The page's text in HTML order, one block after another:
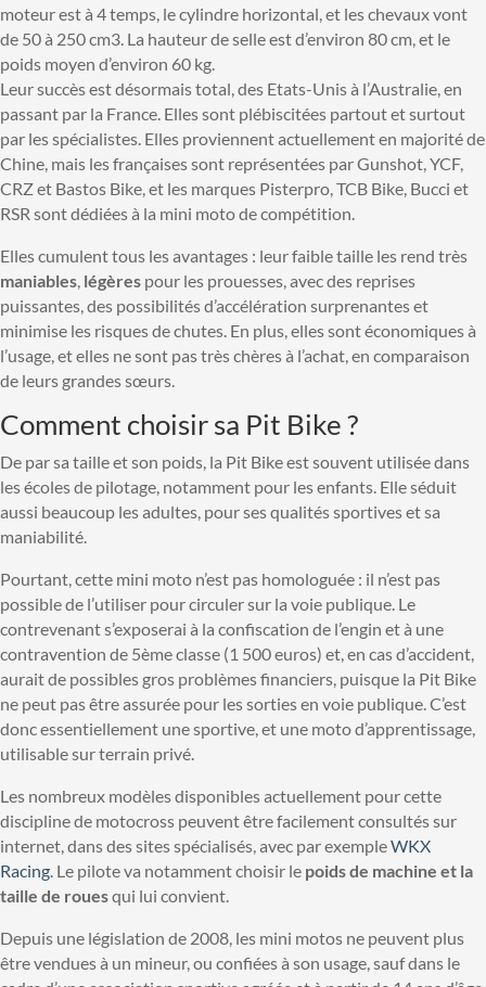
moteur est à 4 temps, le cylindre horizontal, et les chevaux vont
de 50 à 250 cm3. La hauteur de selle est d’environ 80 cm, et le
poids moyen d’environ 60 kg.
Leur succès est désormais total, des Etats-Unis à l’Australie, en
passant par la France. Elles sont plébiscitées partout et surtout
par les spécialistes. Elles proviennent actuellement en majorité de
Chine, mais les françaises sont représentées par Gunshot, YCF,
CRZ et Bastos Bike, et les marques Pisterpro, TCB Bike, Bucci et
RSR sont dédiées à la mini moto de compétition.
Elles cumulent tous les avantages : leur faible taille les rend très
maniables, légères pour les prouesses, avec des reprises
puissantes, des possibilités d’accélération surprenantes et
minimise les risques de chutes. En plus, elles sont économiques à
l’usage, et elles ne sont pas très chères à l’achat, en comparaison
de leurs grandes sœurs.
Comment choisir sa Pit Bike ?
De par sa taille et son poids, la Pit Bike est souvent utilisée dans
les écoles de pilotage, notamment pour les enfants. Elle séduit
aussi beaucoup les adultes, pour ses qualités sportives et sa
maniabilité.
Pourtant, cette mini moto n’est pas homologuée : il n’est pas
possible de l’utiliser pour circuler sur la voie publique. Le
contrevenant s’exposerai à la confiscation de l’engin et à une
contravention de 5ème classe (1 500 euros) et, en cas d’accident,
aurait de possibles gros problèmes financiers, puisque la Pit Bike
ne peut pas être assurée pour les sorties en voie publique. C’est
donc essentiellement une sportive, et une moto d’apprentissage,
utilisable sur terrain privé.
Les nombreux modèles disponibles actuellement pour cette
discipline de motocross peuvent être facilement consultés sur
internet, dans des sites spécialisés, avec par exempleWKX
Racing. Le pilote va notamment choisir le poids de machine et la
taille de rouesqui lui convient.
Depuis une législation de 2008, les mini motos ne peuvent plus
être vendues à un mineur, ou confiées à son usage, sauf dans le